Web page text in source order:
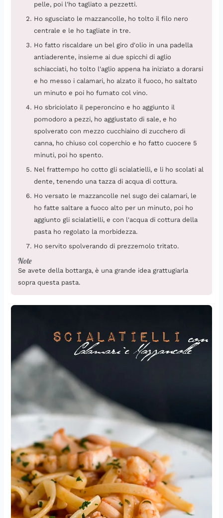
pelle, poi l'ho tagliato a pezzetti.
Ho sgusciato le mazzancolle, ho tolto il filo nero
centrale e le ho tagliate in tre.
Ho fatto riscaldare un bel giro d'olio in una padella
antiaderente, insieme ai due spicchi di aglio
schiacciati, ho tolto l'aglio appena ha iniziato a dorarsi
e ho messo i calamari, ho alzato il fuoco, ho saltato
un minuto e poi ho fumato col vino.
Ho sbriciolato il peperoncino e ho aggiunto il
pomodoro a pezzi, ho aggiustato di sale, e ho
spolverato con mezzo cucchiaino di zucchero di
canna, ho chiuso col coperchio e ho fatto cuocere 5
minuti, poi ho spento.
Nel frattempo ho cotto gli scialatielli, e li ho scolati al
dente, tenendo una tazza di acqua di cottura.
Ho versato le mazzancolle nel sugo dei calamari, le
ho fatte saltare a fuoco alto per un minuto, poi ho
aggiunto gli scialatielli, e con l'acqua di cottura della
pasta ho regolato la morbidezza.
Ho servito spolverando di prezzemolo tritato.
Note
Se avete della bottarga, è una grande idea grattugiarla
sopra questa pasta.